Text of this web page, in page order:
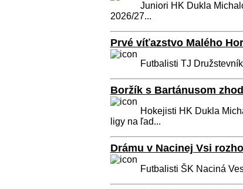
Juniori HK Dukla
2026/27...
Prvé víťazstvo Malého
Futbalisti TJ
Boržík s Bartánusom
Hokejisti HK Dukla
ligy na ľad...
Drámu v Nacinej Vsi
Futbalisti ŠK Naciná